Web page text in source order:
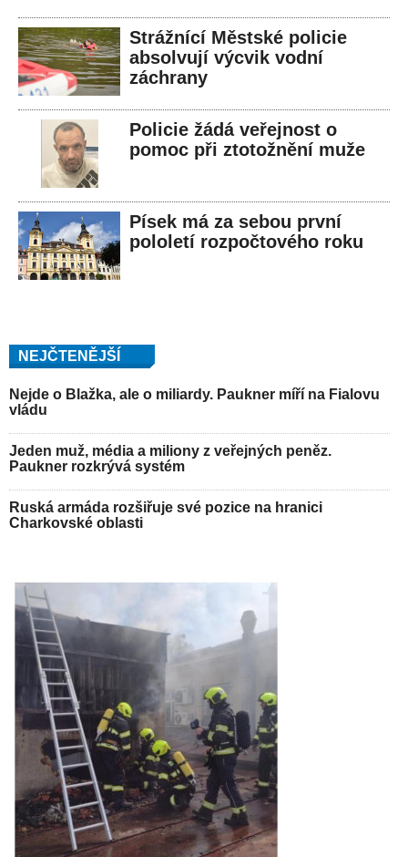
Strážnící Městské policie
absolvují výcvik vodní
záchrany
Policie žádá veřejnost o
pomoc při ztotožnění muže
Písek má za sebou první
pololetí rozpočtového roku
NEJČTENĚJŠÍ
Nejde o Blažka, ale o miliardy. Paukner míří na Fialovu
vládu
Jeden muž, média a miliony z veřejných peněz.
Paukner rozkrývá systém
Ruská armáda rozšiřuje své pozice na hranici
Charkovské oblasti